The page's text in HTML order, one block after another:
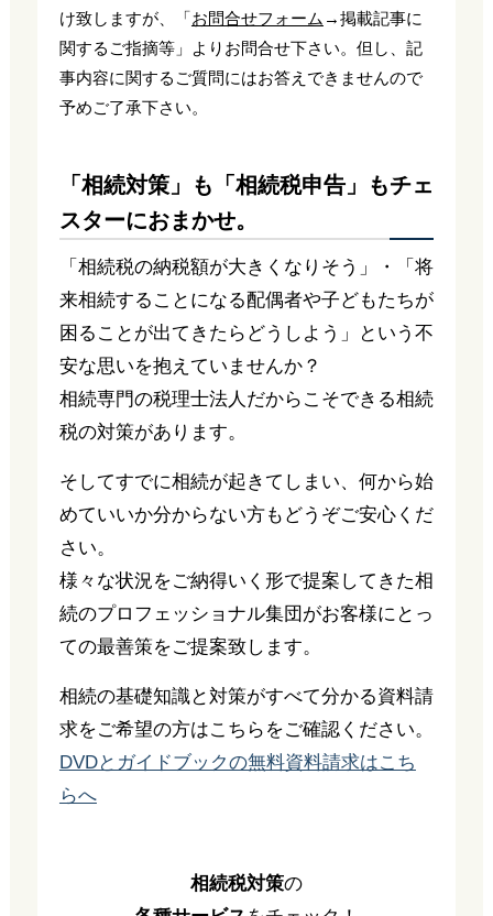
け致しますが、「お問合せフォーム →掲載記事に
関するご指摘等」よりお問合せ下さい。但し、記
事内容に関するご質問にはお答えできませんので
予めご了承下さい。
「相続対策」も「相続税申告」もチェ
スターにおまかせ。
「相続税の納税額が大きくなりそう」・「将
来相続することになる配偶者や子どもたちが
困ることが出てきたらどうしよう」という不
安な思いを抱えていませんか？
相続専門の税理士法人だからこそできる相続
税の対策があります。
そしてすでに相続が起きてしまい、何から始
めていいか分からない方もどうぞご安心くだ
さい。
様々な状況をご納得いく形で提案してきた相
続のプロフェッショナル集団がお客様にとっ
ての最善策をご提案致します。
相続の基礎知識と対策がすべて分かる資料請
求をご希望の方はこちらをご確認ください。
DVDとガイドブックの無料資料請求はこち
らへ
相続税対策の